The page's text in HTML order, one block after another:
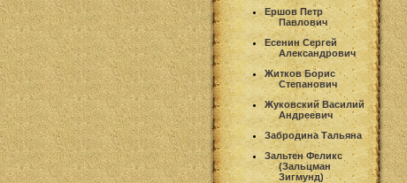
Ершов Петр
Павлович
Есенин Сергей
Александрович
Житков Борис
Степанович
Жуковский Василий
Андреевич
Забродина Тальяна
Зальтен Феликс
(Зальцман
Зигмунд)